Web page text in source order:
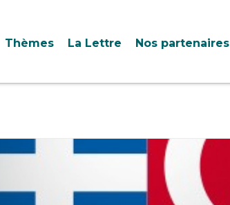
Thèmes La Lettre Nos partenaires